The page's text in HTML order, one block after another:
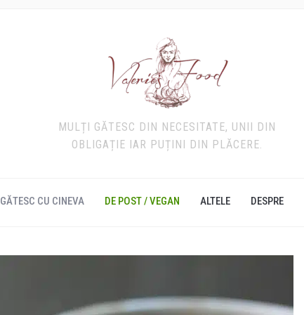
MULȚI GĂTESC DIN NECESITATE, UNII DIN
OBLIGAȚIE IAR PUȚINI DIN PLĂCERE.
GĂTESC CU CINEVA DE POST / VEGAN ALTELE DESPRE